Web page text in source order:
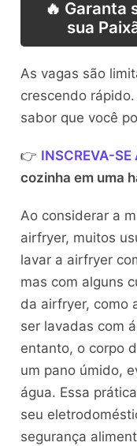
🔥 Garanta
sua
As vagas são
crescendo
sabor que você
👉 INSCREVA-SE
cozinha em uma
Ao considerar a
airfryer, muitos
lavar a airfryer
mas com alguns
da airfryer, como
ser lavadas com
entanto, o corpo
um pano úmido,
água. Essa
seu
segurança